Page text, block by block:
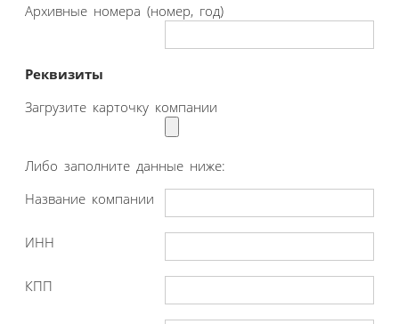
Архивные номера (номер, год)
Реквизиты
Загрузите карточку компании
Либо заполните данные ниже:
Название компании
ИНН
КПП